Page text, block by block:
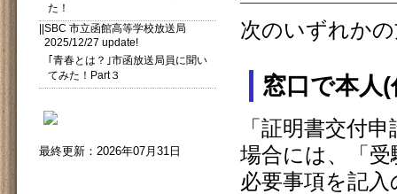
次のいずれか
窓口で本人
「証明書交付
場合には、「
必要事項を記
た！
||SBC 市立函館高等学校放送局
2025/12/27 update!
｢青春とは？｣市函放送局員に聞い
てみた！Part３
最終更新：2026年07月31日